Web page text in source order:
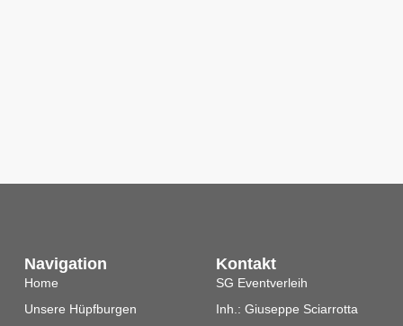
Navigation
Home
Unsere Hüpfburgen
Kontakt
SG Eventverleih
Inh.: Giuseppe Sciarrotta